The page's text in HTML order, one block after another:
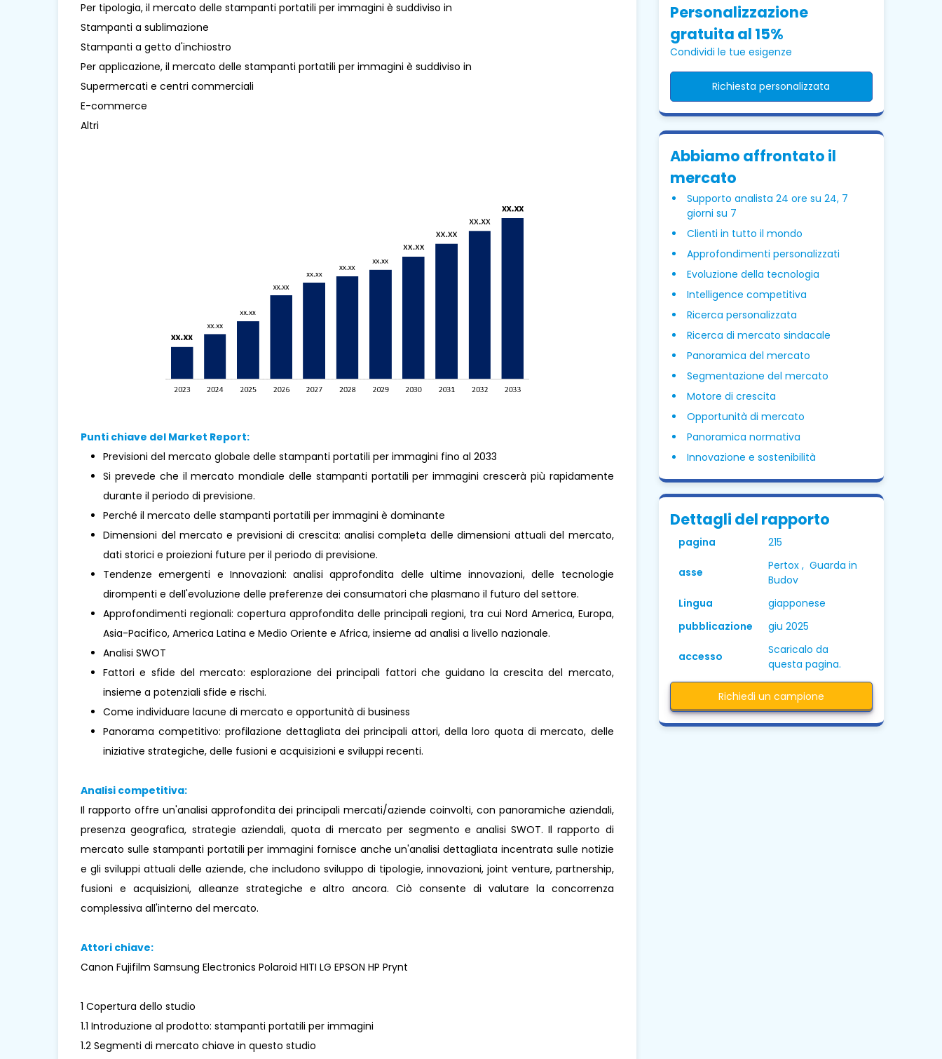
Per tipologia, il mercato delle stampanti portatili per immagini è suddiviso in
Stampanti a sublimazione
Stampanti a getto d'inchiostro
Per applicazione, il mercato delle stampanti portatili per immagini è suddiviso in
Supermercati e centri commerciali
E-commerce
Altri
Punti chiave del Market Report:
Previsioni del mercato globale delle stampanti portatili per immagini fino al 2033
Si prevede che il mercato mondiale delle stampanti portatili per immagini crescerà più rapidamente
durante il periodo di previsione.
Perché il mercato delle stampanti portatili per immagini è dominante
Dimensioni del mercato e previsioni di crescita: analisi completa delle dimensioni attuali del mercato,
dati storici e proiezioni future per il periodo di previsione.
Tendenze emergenti e Innovazioni: analisi approfondita delle ultime innovazioni, delle tecnologie
dirompenti e dell'evoluzione delle preferenze dei consumatori che plasmano il futuro del settore.
Approfondimenti regionali: copertura approfondita delle principali regioni, tra cui Nord America, Europa,
Asia-Pacifico, America Latina e Medio Oriente e Africa, insieme ad analisi a livello nazionale.
Analisi SWOT
Fattori e sfide del mercato: esplorazione dei principali fattori che guidano la crescita del mercato,
insieme a potenziali sfide e rischi.
Come individuare lacune di mercato e opportunità di business
Panorama competitivo: profilazione dettagliata dei principali attori, della loro quota di mercato, delle
iniziative strategiche, delle fusioni e acquisizioni e sviluppi recenti.
Analisi competitiva:
Il rapporto offre un'analisi approfondita dei principali mercati/aziende coinvolti, con panoramiche aziendali,
presenza geografica, strategie aziendali, quota di mercato per segmento e analisi SWOT. Il rapporto di
mercato sulle stampanti portatili per immagini fornisce anche un'analisi dettagliata incentrata sulle notizie
e gli sviluppi attuali delle aziende, che includono sviluppo di tipologie, innovazioni, joint venture, partnership,
fusioni e acquisizioni, alleanze strategiche e altro ancora. Ciò consente di valutare la concorrenza
complessiva all'interno del mercato.
Attori chiave:
Canon Fujifilm Samsung Electronics Polaroid HITI LG EPSON HP Prynt
1 Copertura dello studio
1.1 Introduzione al prodotto: stampanti portatili per immagini
1.2 Segmenti di mercato chiave in questo studio
Personalizzazione
gratuita al 15%
Condividi le tue esigenze
Richiesta personalizzata
Abbiamo affrontato il
mercato
Supporto analista 24 ore su 24, 7
giorni su 7
Clienti in tutto il mondo
Approfondimenti personalizzati
Evoluzione della tecnologia
Intelligence competitiva
Ricerca personalizzata
Ricerca di mercato sindacale
Panoramica del mercato
Segmentazione del mercato
Motore di crescita
Opportunità di mercato
Panoramica normativa
Innovazione e sostenibilità
Dettagli del rapporto
pagina 215
asse
Pertox , Guarda in
Budov
Lingua
giapponese
pubblicazione
giu 2025
accesso
Scaricalo da
questa pagina.
Richiedi un campione